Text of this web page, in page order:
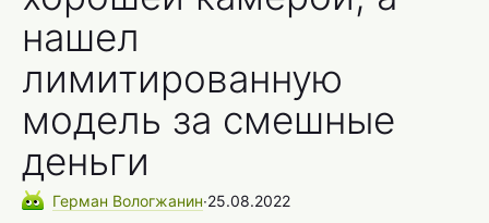
нашел
лимитированную
модель за смешные
деньги
Герман Вологжанин∙25.08.2022